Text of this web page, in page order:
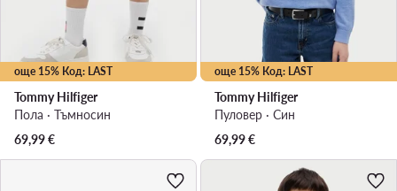
още 15% Код: LAST
Tommy Hilfiger
Пола · Тъмносин
69,99€
още 15% Код: LAST
Tommy Hilfiger
Пуловер · Син
69,99€